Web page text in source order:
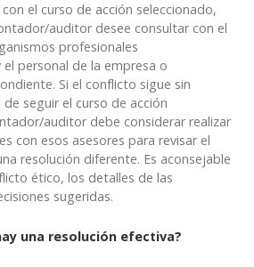
el curso de acción seleccionado,
auditor desee consultar con el
profesionales
personal de la empresa o
Si el conflicto sigue sin
seguir el curso de acción
auditor debe considerar realizar
con esos asesores para revisar el
resolución diferente. Es aconsejable
ético, los detalles de las
sugeridas.
una resolución efectiva?